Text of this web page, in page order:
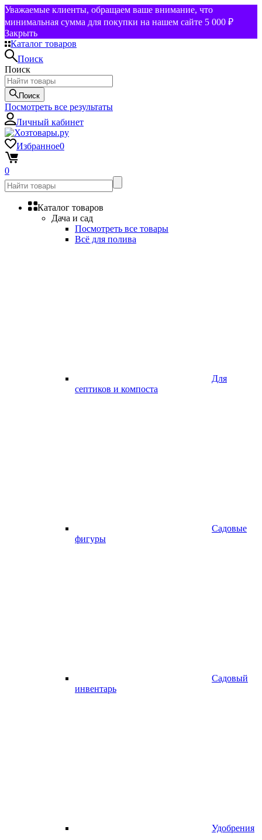
Уважаемые клиенты, обращаем ваше внимание, что
минимальная сумма для покупки на нашем сайте 5 000 ₽
Закрыть
Каталог товаров
Поиск
Поиск
Поиск
Посмотреть все результаты
Личный кабинет
Избранное0
0
Каталог товаров
Дача и сад
Посмотреть все товары
Всё для полива
Для
септиков и компоста
Садовые
фигуры
Садовый
инвентарь
Удобрения